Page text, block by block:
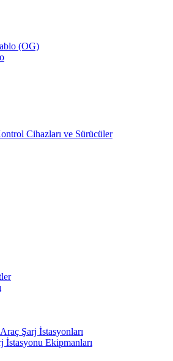
(OG)
Cihazları ve Sürücüler
Şarj İstasyonları
İstasyonu Ekipmanları